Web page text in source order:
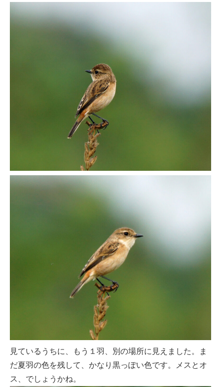
見ているうちに、もう１羽、別の場所に見えました。ま
だ夏羽の色を残して、かなり黒っぽい色です。メスとオ
ス、でしょうかね。